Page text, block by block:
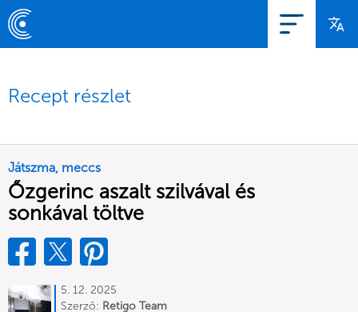
Recept részlet
Játszma, meccs
Őzgerinc aszalt szilvával és
sonkával töltve
5. 12. 2025
Szerző: Retigo Team